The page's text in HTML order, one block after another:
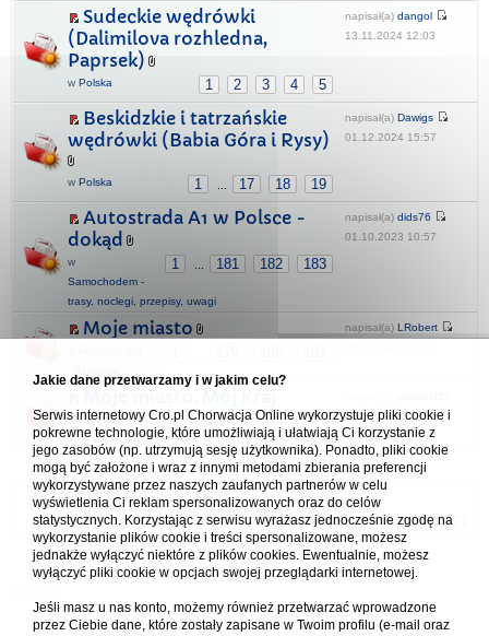
Sudeckie wędrówki
(Dalimilova rozhledna,
Paprsek)
1 2 3 4 5
w Polska
napisał(a) dangol
13.11.2024 12:03
Beskidzkie i tatrzańskie
wędrówki (Babia Góra i Rysy)
1 17 18 19
w Polska
napisał(a) Dawigs
01.12.2024 15:57
Autostrada A1 w Polsce -
dokąd
1 181 182 183
w
Samochodem -
trasy, noclegi, przepisy, uwagi
napisał(a) dids76
01.10.2023 10:57
Moje miasto napisał(a) LRobert
wPo godzinach...
19.09.2025 08:30
Forum Chorwacja Online - Cro.pl
Usuń ciasteczka• Strefa czasowa: UTC + 1 (Polska - czas zimowy) [ DST
Jakie dane przetwarzamy i w jakim celu?
Serwis internetowy Cro.pl Chorwacja Online wykorzystuje pliki cookie i
pokrewne technologie, które umożliwiają i ułatwiają Ci korzystanie z
jego zasobów (np. utrzymują sesję użytkownika). Ponadto, pliki cookie
mogą być założone i wraz z innymi metodami zbierania preferencji
wykorzystywane przez naszych zaufanych partnerów w celu
wyświetlenia Ci reklam spersonalizowanych oraz do celów
statystycznych. Korzystając z serwisu wyrażasz jednocześnie zgodę na
wykorzystanie plików cookie i treści spersonalizowane, możesz
jednakże wyłączyć niektóre z plików cookies. Ewentualnie, możesz
wyłączyć pliki cookie w opcjach swojej przeglądarki internetowej.
Jeśli masz u nas konto, możemy również przetwarzać wprowadzone
przez Ciebie dane, które zostały zapisane w Twoim profilu (e-mail oraz